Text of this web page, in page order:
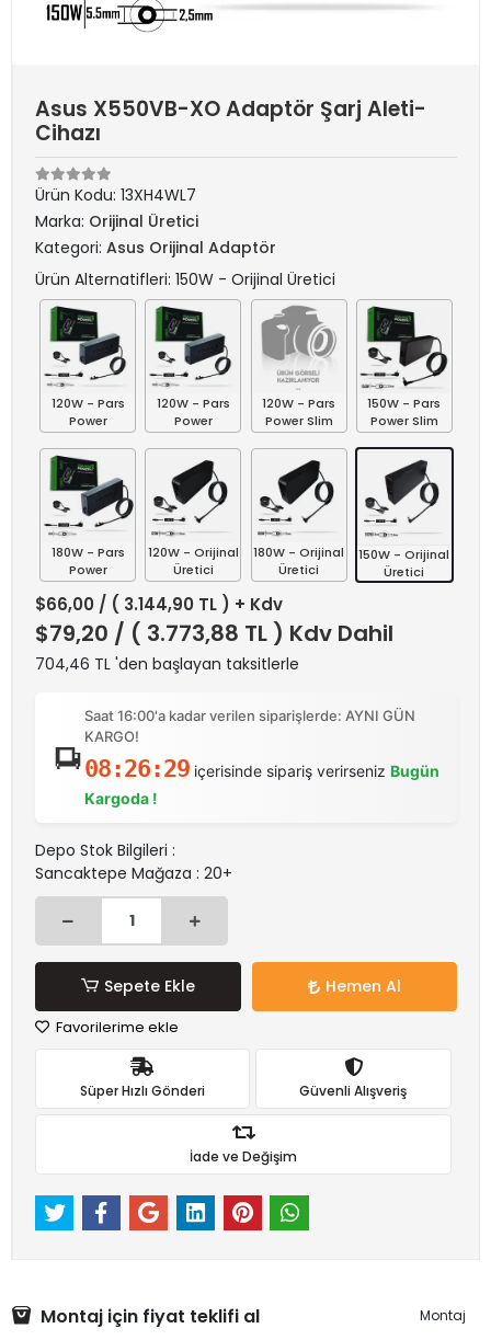
Asus X550VB-XO Adaptör Şarj Aleti-
Cihazı
Ürün Kodu: 13XH4WL7
Marka: Orijinal Üretici
Kategori: Asus Orijinal Adaptör
Ürün Alternatifleri: 150W - Orijinal Üretici
120W - Pars
Power
120W - Pars
Power
120W - Pars
Power Slim
150W - Pars
Power Slim
180W - Pars
Power
120W - Orijinal
Üretici
180W - Orijinal
Üretici
150W - Orijinal
Üretici
$66,00 / ( 3.144,90 TL ) + Kdv
$79,20 / ( 3.773,88 TL ) Kdv Dahil
704,46 TL 'den başlayan taksitlerle
Saat 16:00'a kadar verilen siparişlerde: AYNI GÜN
KARGO!
08:26:29içerisinde sipariş verirseniz Bugün
Kargoda !
Depo Stok Bilgileri :
Sancaktepe Mağaza : 20+
Sepete Ekle Hemen Al
Favorilerime ekle
Süper Hızlı Gönderi Güvenli Alışveriş
İade ve Değişim
Montaj için fiyat teklifi al Montaj